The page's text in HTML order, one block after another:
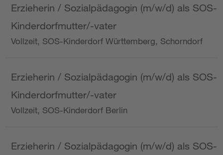
Erzieherin / Sozialpädagogin (m/w/d) als SOS-
Kinderdorfmutter/-vater
Vollzeit, SOS-Kinderdorf Württemberg, Schorndorf
Erzieherin / Sozialpädagogin (m/w/d) als SOS-
Kinderdorfmutter/-vater
Vollzeit, SOS-Kinderdorf Berlin
Erzieherin / Sozialpädagogin (m/w/d) als SOS-